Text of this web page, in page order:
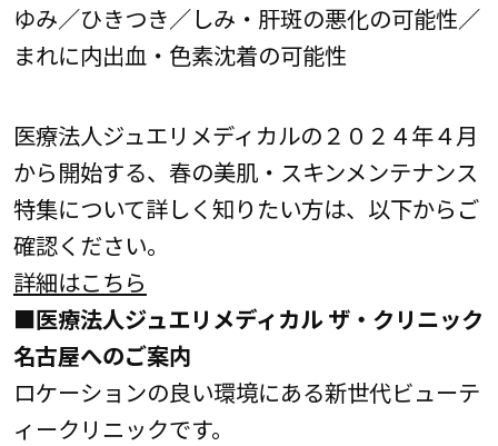
ゆみ／ひきつき／しみ・肝斑の悪化の可能性／
まれに内出血・色素沈着の可能性
医療法人ジュエリメディカルの２０２４年４月
から開始する、春の美肌・スキンメンテナンス
特集について詳しく知りたい方は、以下からご
確認ください。
詳細はこちら
■医療法人ジュエリメディカル ザ・クリニック
名古屋へのご案内
ロケーションの良い環境にある新世代ビューテ
ィークリニックです。